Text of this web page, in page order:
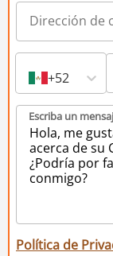
+52
Escriba un
Política de